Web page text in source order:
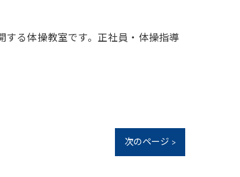
体操教室です。正社員・体操指導
次のページ >